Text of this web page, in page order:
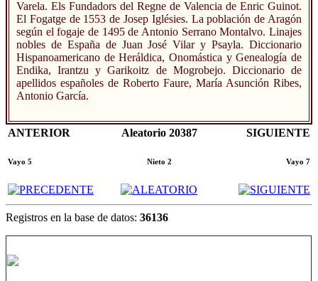
Varela. Els Fundadors del Regne de Valencia de Enric Guinot.
El Fogatge de 1553 de Josep Iglésies. La población de Aragón
según el fogaje de 1495 de Antonio Serrano Montalvo. Linajes
nobles de España de Juan José Vilar y Psayla. Diccionario
Hispanoamericano de Heráldica, Onomástica y Genealogía de
Endika, Irantzu y Garikoitz de Mogrobejo. Diccionario de
apellidos españoles de Roberto Faure, María Asunción Ribes,
Antonio García.
ANTERIOR
Vayo 5
Aleatorio 20387
Nieto 2
SIGUIENTE
Vayo 7
Registros en la base de datos: 36136